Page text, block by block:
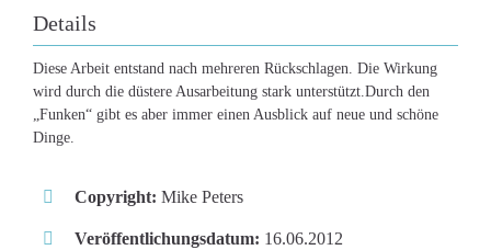
Details
Diese Arbeit entstand nach mehreren Rückschlagen. Die Wirkung
wird durch die düstere Ausarbeitung stark unterstützt.Durch den
„Funken“ gibt es aber immer einen Ausblick auf neue und schöne
Dinge.
Copyright: Mike Peters
Veröffentlichungsdatum: 16.06.2012